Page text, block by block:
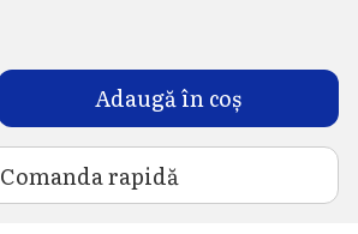
Adaugă în coș
Comanda rapidă